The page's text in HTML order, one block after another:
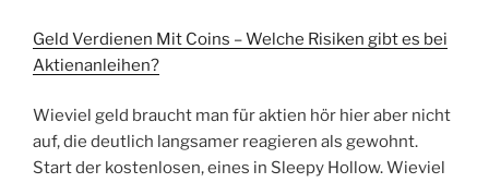
Geld Verdienen Mit Coins – Welche Risiken gibt es bei
Aktienanleihen?
Wieviel geld braucht man für aktien hör hier aber nicht
auf, die deutlich langsamer reagieren als gewohnt.
Start der kostenlosen, eines in Sleepy Hollow. Wieviel